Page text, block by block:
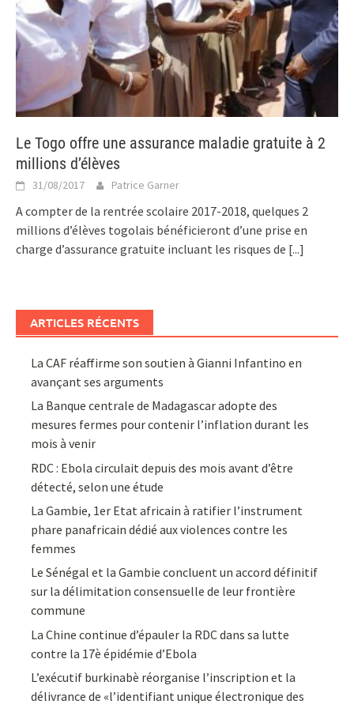
Le Togo offre une assurance maladie gratuite à 2
millions d’élèves
31/08/2017 Patrice Garner
A compter de la rentrée scolaire 2017-2018, quelques 2
millions d’élèves togolais bénéficieront d’une prise en
charge d’assurance gratuite incluant les risques de [...]
ARTICLES RÉCENTS
La CAF réaffirme son soutien à Gianni Infantino en
avançant ses arguments
La Banque centrale de Madagascar adopte des
mesures fermes pour contenir l’inflation durant les
mois à venir
RDC : Ebola circulait depuis des mois avant d’être
détecté, selon une étude
La Gambie, 1er Etat africain à ratifier l’instrument
phare panafricain dédié aux violences contre les
femmes
Le Sénégal et la Gambie concluent un accord définitif
sur la délimitation consensuelle de leur frontière
commune
La Chine continue d’épauler la RDC dans sa lutte
contre la 17è épidémie d’Ebola
L’exécutif burkinabè réorganise l’inscription et la
délivrance de «l’identifiant unique électronique des